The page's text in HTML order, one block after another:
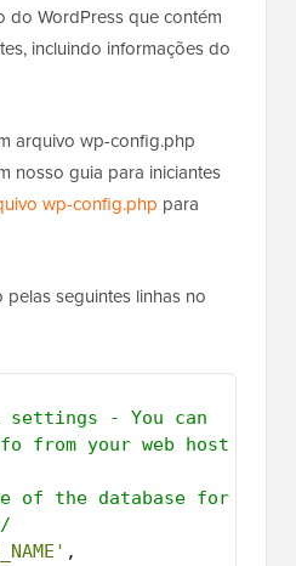
WordPress que contém
incluindo informações do
arquivo wp-config.php
nosso guia para iniciantes
wp-config.php para
seguintes linhas no
settings - You can
from your web host
of the database for